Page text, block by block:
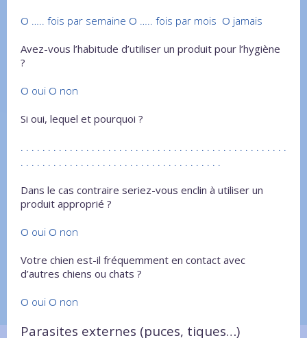
O ….. fois par semaine O ….. fois par mois O jamais
Avez-vous l’habitude d’utiliser un produit pour l’hygiène
?
O oui O non
Si oui, lequel et pourquoi ?
. . . . . . . . . . . . . . . . . . . . . . . . . . . . . . . . . . . . . . . . . . . . . . . . .
. . . . . . . . . . . . . . . . . . . . . . . . . . . . . . . . . . . . .
Dans le cas contraire seriez-vous enclin à utiliser un
produit approprié ?
O oui O non
Votre chien est-il fréquemment en contact avec
d’autres chiens ou chats ?
O oui O non
Parasites externes (puces, tiques…)